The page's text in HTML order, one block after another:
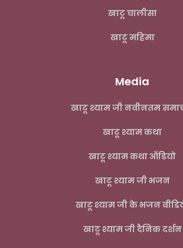
खाटू चालीसा
खाटू महिमा
Media
खाटू श्याम जी नवीनतम
खाटू श्याम कथा
खाटू श्याम कथा ऑडियो
खाटू श्याम जी भजन
खाटू श्याम जी के भजन
खाटू श्याम जी दैनिक दर्शन